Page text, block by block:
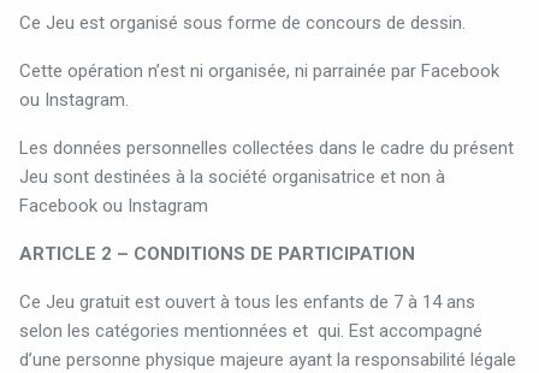
Ce Jeu est organisé sous forme de concours de dessin.
Cette opération n’est ni organisée, ni parrainée par Facebook
ou Instagram.
Les données personnelles collectées dans le cadre du présent
Jeu sont destinées à la société organisatrice et non à
Facebook ou Instagram
ARTICLE 2 – CONDITIONS DE PARTICIPATION
Ce Jeu gratuit est ouvert à tous les enfants de 7 à 14 ans
selon les catégories mentionnées et qui. Est accompagné
d’une personne physique majeure ayant la responsabilité légale